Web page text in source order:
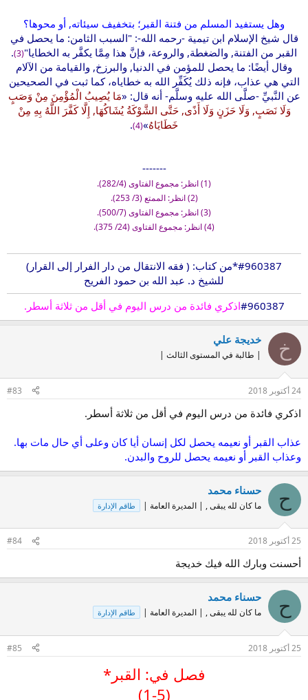
وهل يستفيد المسلم من فتنة القبر؛ بتخفيف سيئاته, أو محوها؟
قال شيخ الإسلام ابن تيمية -رحمه الله-: "السبب الثامن: ما يحصل في
القبر من الفتنة, والضغطة, والروعة، فإنَّ هذا مِمَّا يكفَّر به الخطايا"(3)
.
وقال أيضًا: ما يحصل للمؤمن في الدنيا, والبرزخ, والقيامة من الآلام
التي هي عذاب، فإنه ذلك يُكَفِّر الله به خطاياه، كما ثبت في الصحيحين
عن النَّبيِّ -صلَّى الله عليه وسلَّم- أنه قال: «مَا يُصِيبُ الْمُؤْمِنَ مِنْ وَصَبٍ
وَلَا نَصَبٍ, وَلَا حَزَنٍ وَلَا أَذًى, حَتَّى الشَّوْكَةُ يُشَاكُهَا, إِلَّا كَفَّرَ اللَّهُ بِهِ مِنْ
خَطَايَاهُ»
(4)
.
-------
(1) انظر: مجموع الفتاوى (282/4).
(2) انظر: الممتع (3/ 253).
(3) انظر: مجموع الفتاوى (500/7).
(4) انظر: مجموع الفتاوى (24/ 375).
#960387*من كتاب: ( فقه الانتقال من دار الفرار إلى القرار)
للشيخ د. عبد الله بن حمود الفريح
#960387اذكري فائدة من درس اليوم في أقل من ثلاثة أسطر.
خ خديجة علي
| طالبة في المستوى الثالث |
24 أكتوبر 2018 #83
اذكري فائدة من درس اليوم في أقل من ثلاثة أسطر.
عذاب القبر أو نعيمه يحصل لكل إنسان أيا كان وعلى أي حال مات بها.
وعذاب القبر أو نعيمه يحصل للروح والبدن.
ح حسناء محمد
ما كان لله يبقى , | المديرة العامة | طاقم الإدارة
25 أكتوبر 2018 #84
أحسنت وبارك الله فيك خديجة
ح حسناء محمد
ما كان لله يبقى , | المديرة العامة | طاقم الإدارة
25 أكتوبر 2018 #85
فصل في: القبر*
(1-5)